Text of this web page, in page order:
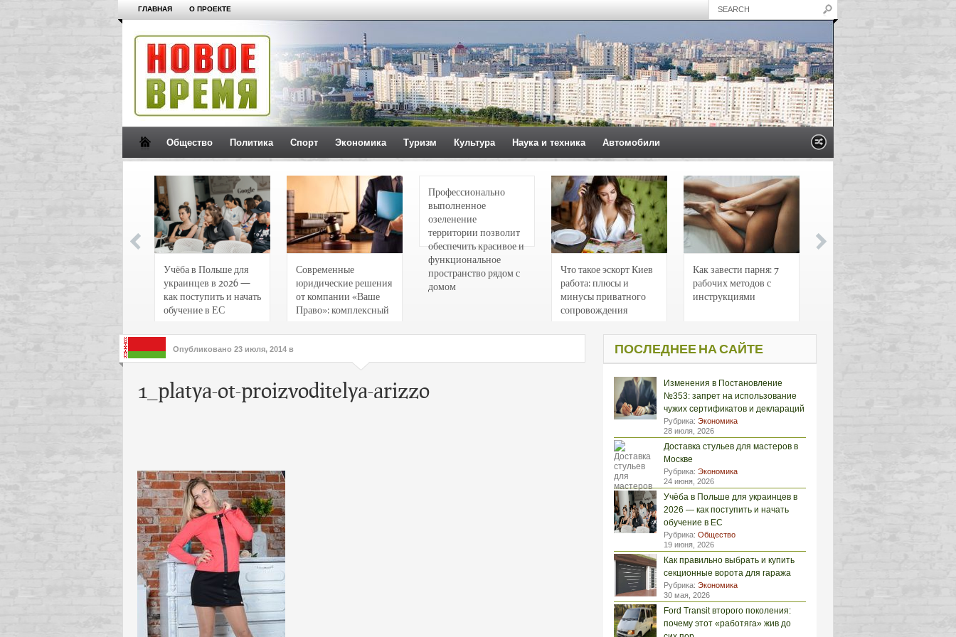
ГЛАВНАЯ О ПРОЕКТЕ
Общество Политика Спорт Экономика Туризм Культура Наука и техника Автомобили
Учёба в Польше для
украинцев в 2026 —
как поступить и начать
обучение в ЕС
Современные
юридические решения
от компании «Ваше
Право»: комплексный
интересов клиентов
Профессионально
выполненное
озеленение
территории позволит
обеспечить красивое и
функциональное
пространство рядом с
домом
Что такое эскорт Киев
работа: плюсы и
минусы приватного
сопровождения
Как завести парня: 7
рабочих методов с
инструкциями
Опубликовано 23 июля, 2014 в
1_platya-ot-proizvoditelya-arizzo
ПОСЛЕДНЕЕ НА САЙТЕ
Изменения в Постановление
№353: запрет на использование
чужих сертификатов и деклараций
Рубрика: Экономика
28 июля, 2026
Доставка стульев для мастеров в
Москве
Рубрика: Экономика
24 июня, 2026
Учёба в Польше для украинцев в
2026 — как поступить и начать
обучение в ЕС
Рубрика: Общество
19 июня, 2026
Как правильно выбрать и купить
секционные ворота для гаража
Рубрика: Экономика
30 мая, 2026
Ford Transit второго поколения:
почему этот «работяга» жив до